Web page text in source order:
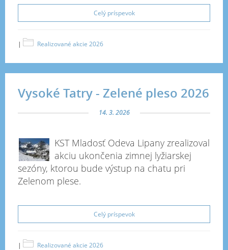
Celý príspevok
| Realizované akcie 2026
Vysoké Tatry - Zelené pleso 2026
14. 3. 2026
KST Mladosť Odeva Lipany zrealizoval
akciu ukončenia zimnej lyžiarskej
sezóny, ktorou bude výstup na chatu pri
Zelenom plese.
Celý príspevok
| Realizované akcie 2026